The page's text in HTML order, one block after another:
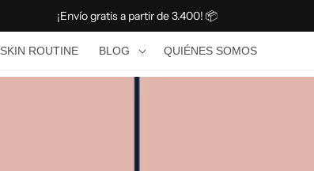
¡Envío gratis a partir de 3.400! 📦
SKIN ROUTINE BLOG
QUIÉNES SOMOS